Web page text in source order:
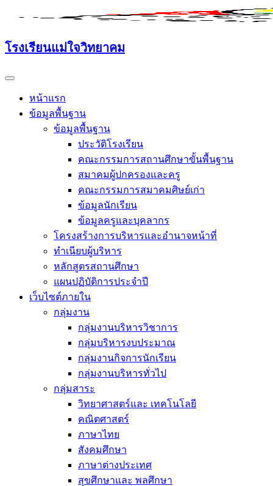
โรงเรียนแม่ใจวิทยาคม
หน้าแรก
ข้อมูลพื้นฐาน
ข้อมูลพื้นฐาน
ประวัติโรงเรียน
คณะกรรมการสถานศึกษาขั้นพื้นฐาน
สมาคมผู้ปกครองและครู
คณะกรรมการสมาคมศิษย์เก่า
ข้อมูลนักเรียน
ข้อมูลครูและบุคลากร
โครงสร้างการบริหารและอำนาจหน้าที่
ทำเนียบผู้บริหาร
หลักสูตรสถานศึกษา
แผนปฏิบัติการประจำปี
เว็บไซต์ภายใน
กลุ่มงาน
กลุ่มงานบริหารวิชาการ
กลุ่มบริหารงบประมาณ
กลุ่มงานกิจการนักเรียน
กลุ่มงานบริหารทั่วไป
กลุ่มสาระ
วิทยาศาสตร์และ เทคโนโลยี
คณิตศาสตร์
ภาษาไทย
สังคมศึกษา
ภาษาต่างประเทศ
สุขศึกษาและ พลศึกษา